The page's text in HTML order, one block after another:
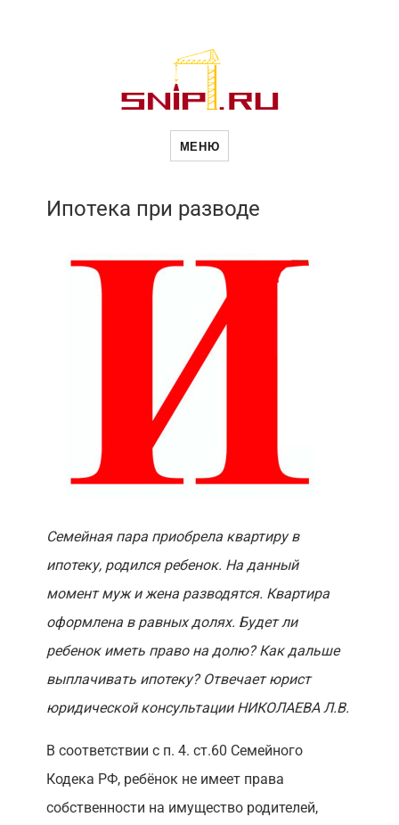
Новое в
МЕНЮ
Ипотека при разводе
Семейная пара приобрела квартиру в
ипотеку, родился ребенок. На данный
момент муж и жена разводятся. Квартира
оформлена в равных долях. Будет ли
ребенок иметь право на долю? Как дальше
выплачивать ипотеку? Отвечает юрист
юридической консультации НИКОЛАЕВА Л.В.
В соответствии с п. 4. ст.60 Семейного
Кодека РФ, ребёнок не имеет права
собственности на имущество родителей,